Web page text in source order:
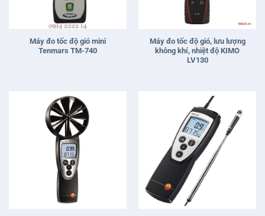
Máy đo tốc độ gió mini
Tenmars TM-740
Máy đo tốc độ gió, lưu lượng
không khí, nhiệt độ KIMO
LV130